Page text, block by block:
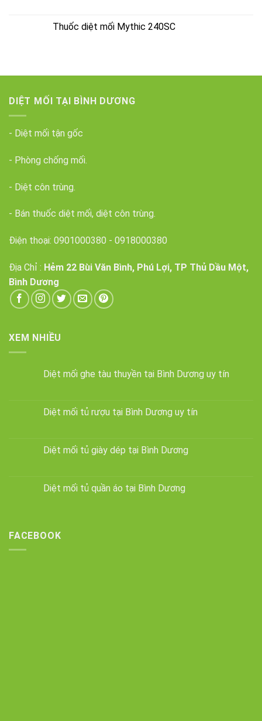
Thuốc diệt mối Mythic 240SC
DIỆT MỐI TẠI BÌNH DƯƠNG
- Diệt mối tận gốc
- Phòng chống mối.
- Diệt côn trùng.
- Bán thuốc diệt mối, diệt côn trùng.
Điện thoại: 0901000380 - 0918000380
Địa Chỉ : Hẻm 22 Bùi Văn Bình, Phú Lợi, TP Thủ Dầu Một,
Bình Dương
XEM NHIỀU
Diệt mối ghe tàu thuyền tại Bình Dương uy tín
Diệt mối tủ rượu tại Bình Dương uy tín
Diệt mối tủ giày dép tại Bình Dương
Diệt mối tủ quần áo tại Bình Dương
FACEBOOK